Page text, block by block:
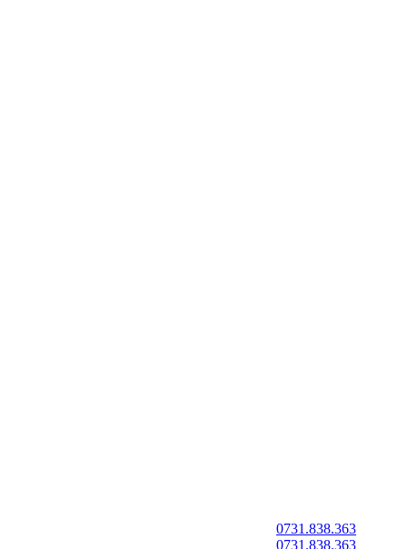
0731.838.363
0731.838.363